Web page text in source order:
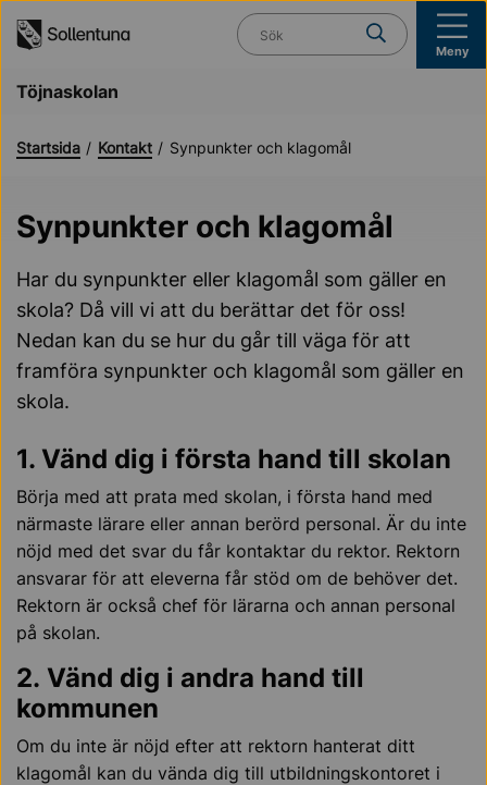
Vad söker du?
Meny
Töjnaskolan
Startsida Kontakt Synpunkter och klagomål
Synpunkter och klagomål
Har du synpunkter eller klagomål som gäller en
skola? Då vill vi att du berättar det för oss!
Nedan kan du se hur du går till väga för att
framföra synpunkter och klagomål som gäller en
skola.
1. Vänd dig i första hand till skolan
Börja med att prata med skolan, i första hand med
närmaste lärare eller annan berörd personal. Är du inte
nöjd med det svar du får kontaktar du rektor. Rektorn
ansvarar för att eleverna får stöd om de behöver det.
Rektorn är också chef för lärarna och annan personal
på skolan.
2. Vänd dig i andra hand till
kommunen
Om du inte är nöjd efter att rektorn hanterat ditt
klagomål kan du vända dig till utbildningskontoret i